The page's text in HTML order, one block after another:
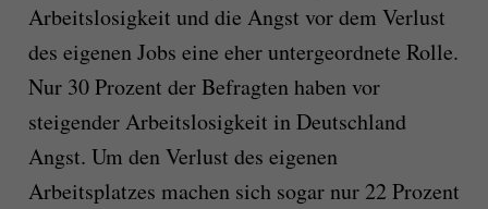
Arbeitslosigkeit und die Angst vor dem Verlust
des eigenen Jobs eine eher untergeordnete Rolle.
Nur 30 Prozent der Befragten haben vor
steigender Arbeitslosigkeit in Deutschland
Angst. Um den Verlust des eigenen
Arbeitsplatzes machen sich sogar nur 22 Prozent